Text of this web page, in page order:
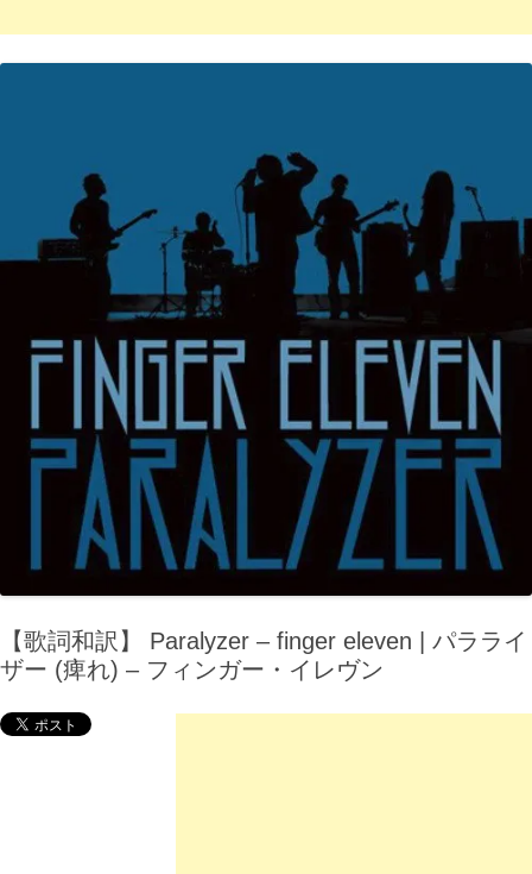
【歌詞和訳】 Paralyzer – finger eleven | パラライ
ザー (痺れ) – フィンガー・イレヴン